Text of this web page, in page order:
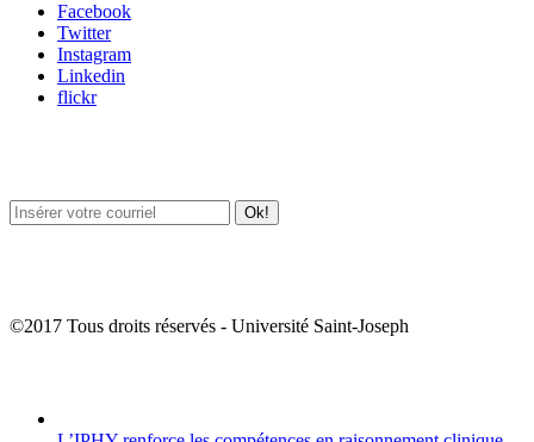
Facebook
Twitter
Instagram
Linkedin
flickr
©2017 Tous droits réservés - Université Saint-Joseph